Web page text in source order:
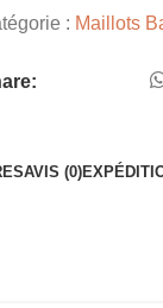
: Maillots
AVIS (0)